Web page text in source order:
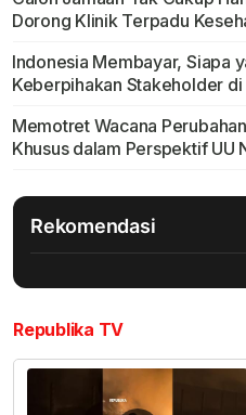
Dorong Klinik Terpadu
Indonesia Membayar, Siapa
Keberpihakan Stakeholder di
Memotret Wacana
Khusus dalam Perspektif UU
Rekomendasi
Republika TV